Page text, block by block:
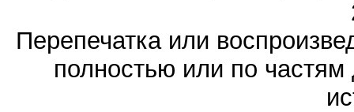
Перепечатка или
полностью или по частям